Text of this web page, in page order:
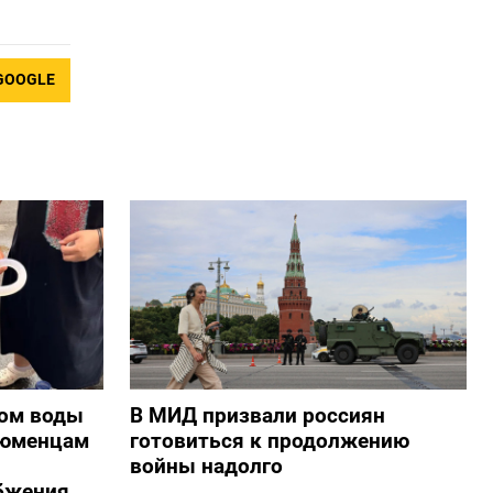
воды
В МИД призвали россиян
готовиться к продолжению
войны надолго